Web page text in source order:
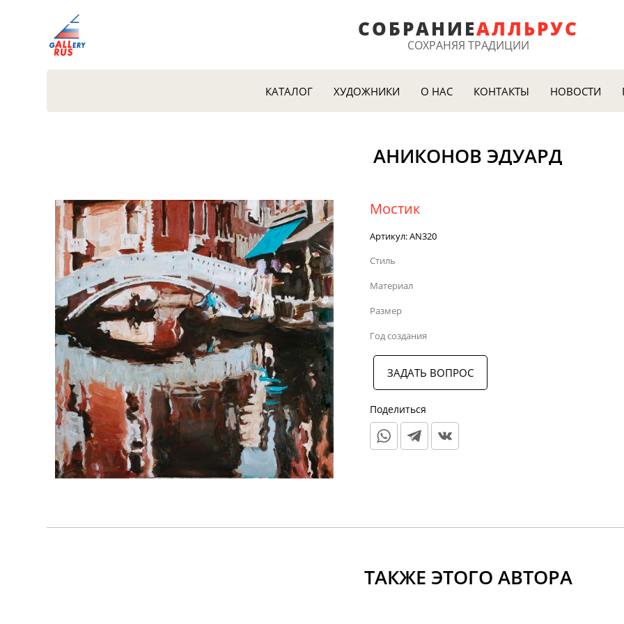
СОБРАНИЕАЛЛЬРУС
СОХРАНЯЯ ТРАДИЦИИ
КАТАЛОГ ХУДОЖНИКИ О НАС КОНТАКТЫ НОВОСТИ
АНИКОНОВ ЭДУАРД
Мостик
Артикул:AN320
Стиль
Материал
Размер
Год создания
ЗАДАТЬ ВОПРОС
Поделиться
ТАКЖЕ ЭТОГО АВТОРА